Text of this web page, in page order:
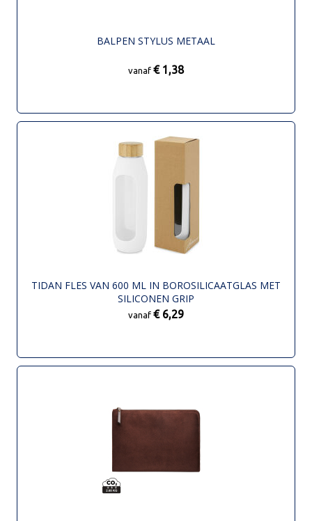
BALPEN STYLUS METAAL
vanaf € 1,38
TIDAN FLES VAN 600 ML IN BOROSILICAATGLAS MET
SILICONEN GRIP
vanaf € 6,29